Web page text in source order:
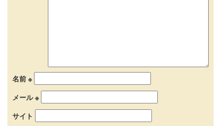
名前 ※
メール※
サイト